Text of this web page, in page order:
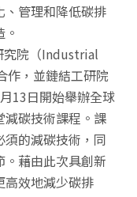
、管理和降低碳排
究院（Industrial
，並鏈結工研院
13日開始舉辦全球
減碳技術課程。課
的減碳技術，同
藉由此次具創新
高效地減少碳排